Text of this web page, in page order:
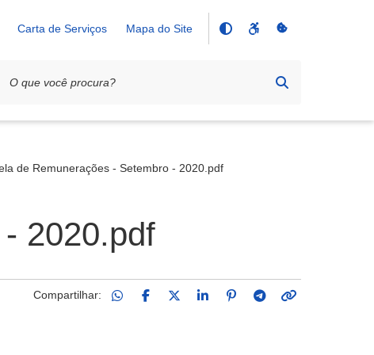
Carta de Serviços Mapa do Site
de Remunerações - Setembro - 2020.pdf
2020.pdf
Compartilhar: